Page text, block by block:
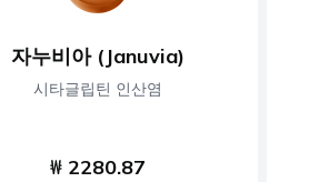
자누비아 (Januvia)
시타글립틴 인산염
₩ 2280.87